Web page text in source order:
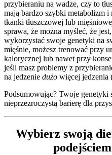
przybieraniu na wadze, czy to
mają bardzo szybki metabolizm
tkanki tłuszczowej lub
sprawa, że można myśleć, że
wykorzystać swoje genetyki na
mięśnie, możesz trenować przy
kalorycznej lub nawet przy
jeśli masz problemy z
na jedzenie dużo więcej jedzenia
Podsumowując? Twoje genetyki
nieprzezroczystą barierę dla
Wybierz swoją